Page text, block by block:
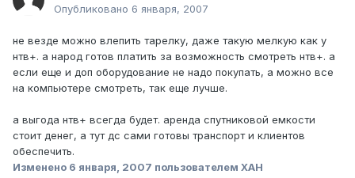
Опубликовано 6 января, 2007
не везде можно влепить тарелку, даже такую мелкую как у
нтв+. а народ готов платить за возможность смотреть нтв+. а
если еще и доп оборудование не надо покупать, а можно все
на компьютере смотреть, так еще лучше.
а выгода нтв+ всегда будет. аренда спутниковой емкости
стоит денег, а тут дс сами готовы транспорт и клиентов
обеспечить.
Изменено 6 января, 2007 пользователем XAH